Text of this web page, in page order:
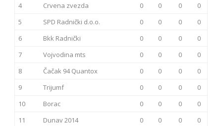
4
Crvena zvezda 0 0 0
0
5
SPD Radnički d.o.o. 0 0 0
0
6
Bkk Radnički 0 0 0
0
7
Vojvodina mts 0 0 0
0
8
Čačak 94 Quantox 0 0 0
0
9
Trijumf 0 0 0
0
10
Borac 0 0 0
0
11
Dunav 2014 0 0 0
0